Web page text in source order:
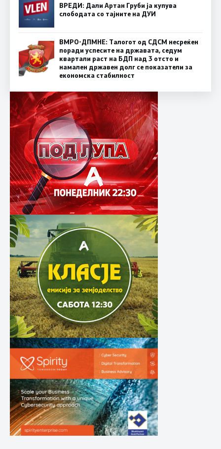
ВРЕДИ: Дали Артан Груби ја купува
слободата со тајните на ДУИ
ВМРО-ДПМНЕ: Талогот од СДСМ несреќен
поради успесите на државата, седум
квартали раст на БДП над 3 отсто и
намален државен долг се показатели за
економска стабилност